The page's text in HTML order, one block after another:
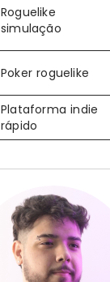
Roguelike
simulação
Poker roguelike
Plataforma indie
rápido